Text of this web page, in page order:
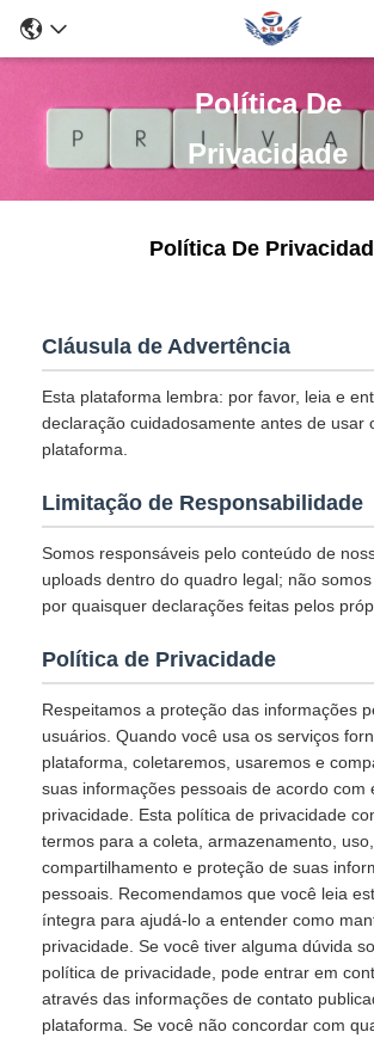
Política De
Privacidade
Política De
Cláusula de Advertência
Esta plataforma lembra: por favor, leia e
declaração cuidadosamente antes de usar
plataforma.
Limitação de Responsabilidade
Somos responsáveis pelo conteúdo de
uploads dentro do quadro legal; não
por quaisquer declarações feitas pelos
Política de Privacidade
Respeitamos a proteção das informações
usuários. Quando você usa os serviços
plataforma, coletaremos, usaremos e
suas informações pessoais de acordo com
privacidade. Esta política de privacidade
termos para a coleta, armazenamento, uso,
compartilhamento e proteção de suas
pessoais. Recomendamos que você leia
íntegra para ajudá-lo a entender como
privacidade. Se você tiver alguma dúvida
política de privacidade, pode entrar em
através das informações de contato
plataforma. Se você não concordar com